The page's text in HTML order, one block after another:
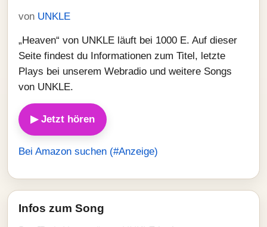
von UNKLE
„Heaven“ von UNKLE läuft bei 1000 E. Auf dieser
Seite findest du Informationen zum Titel, letzte
Plays bei unserem Webradio und weitere Songs
von UNKLE.
▶ Jetzt hören
Bei Amazon suchen (#Anzeige)
Infos zum Song